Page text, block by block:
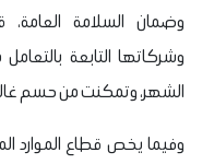
وضمان السلامة العامة،
الشهر، وتمكنت من حسم
وفيما يخص قطاع الموارد